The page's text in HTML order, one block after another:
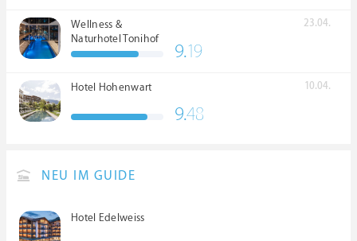
Wellness &
Naturhotel Tonihof
****S
23.04.
9.19
Hotel Hohenwart 10.04.
9.48
NEU IM GUIDE
Hotel Edelweiss